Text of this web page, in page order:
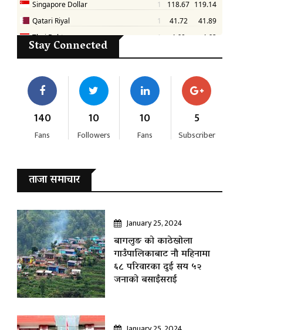
Stay Connected
140
Fans
10
Followers
10
Fans
5
Subscriber
ताजा समाचार
January 25, 2024
बागलुङ काे काठेखोला
गाउँपालिकाबाट नौ महिनामा
६८ परिवारका दुई सय ५२
जनाकाे बसाइँसराई